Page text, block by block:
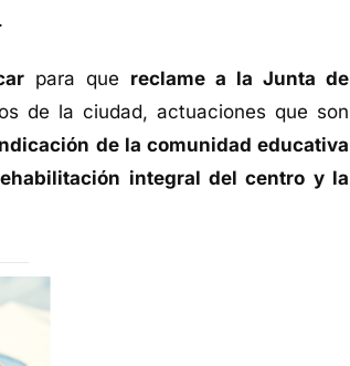
para que reclame a la Junta de
de la ciudad, actuaciones que son
de la comunidad educativa
integral del centro y la